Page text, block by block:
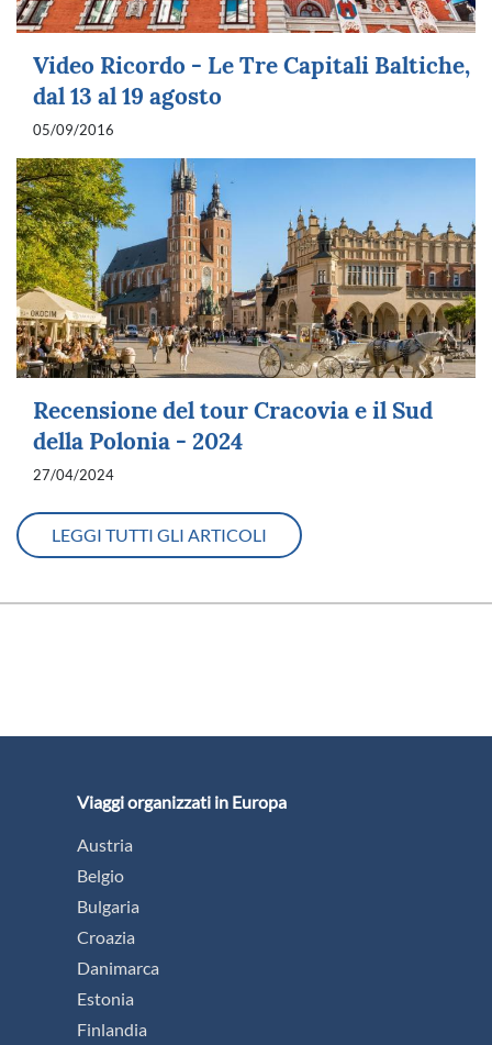
Video Ricordo - Le Tre Capitali Baltiche,
dal 13 al 19 agosto
05/09/2016
Recensione del tour Cracovia e il Sud
della Polonia - 2024
27/04/2024
LEGGI TUTTI GLI ARTICOLI
Viaggi organizzati in Europa
Austria
Belgio
Bulgaria
Croazia
Danimarca
Estonia
Finlandia